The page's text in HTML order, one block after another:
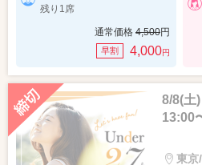
残り1席
通常価格 4,500円
早割 4,000円
8/8(土)
13:00
東京